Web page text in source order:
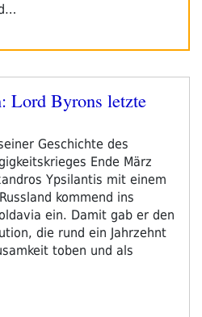
Lord Byrons letzte
Geschichte des
Ende März
Ypsilantis mit einem
kommend ins
ein. Damit gab er den
die rund ein Jahrzehnt
toben und als